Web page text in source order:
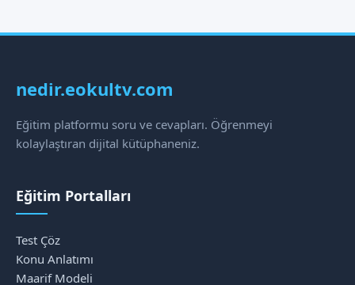
nedir.eokultv.com
Eğitim platformu soru ve cevapları. Öğrenmeyi
kolaylaştıran dijital kütüphaneniz.
Eğitim Portalları
Test Çöz
Konu Anlatımı
Maarif Modeli